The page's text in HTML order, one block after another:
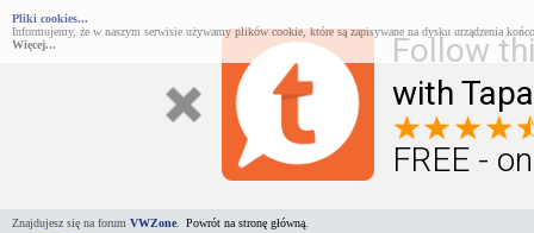
Follow
with
FREE -
Pliki cookies...
Informujemy, że w naszym serwisie używamy plików cookie, które są zapisywane na dysku urządzenia
Więcej...
Znajdujesz się na forum VWZone Powrót na stronę główną.